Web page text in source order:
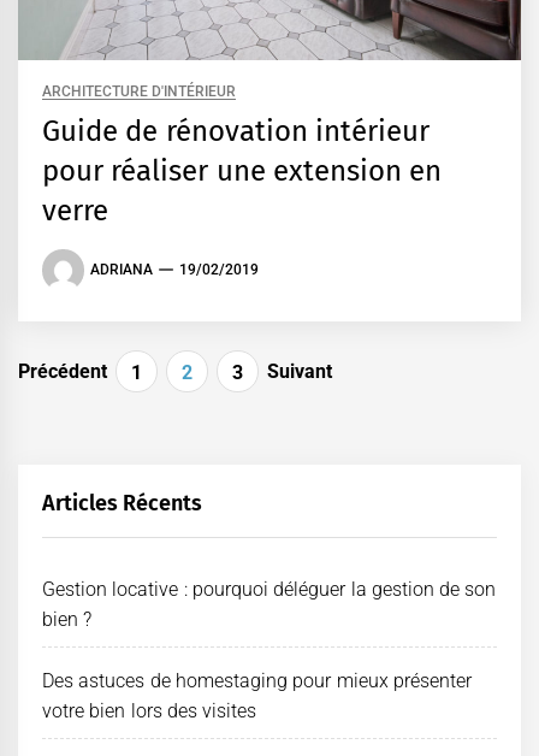
ARCHITECTURE D'INTÉRIEUR
Guide de rénovation intérieur
pour réaliser une extension en
verre
ADRIANA 19/02/2019
Pagination
Précédent 1 2 3 Suivant
Articles Récents
Gestion locative : pourquoi déléguer la gestion de son
bien ?
Des astuces de homestaging pour mieux présenter
votre bien lors des visites